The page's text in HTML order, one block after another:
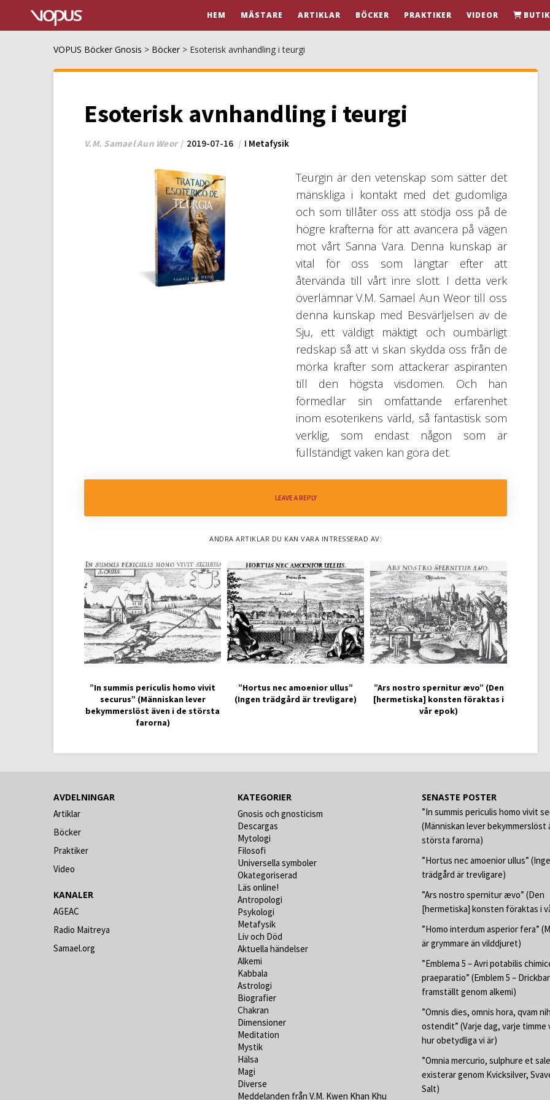
HEM MÄSTARE ARTIKLAR BÖCKER PRAKTIKER VIDEOR BUTIK
VOPUS Böcker Gnosis > Böcker > Esoterisk avnhandling i teurgi
Esoterisk avnhandling i teurgi
V.M. Samael Aun Weor 2019-07-16 I Metafysik
Teurgin är den vetenskap som sätter det
mänskliga i kontakt med det gudomliga
och som tillåter oss att stödja oss på de
högre krafterna för att avancera på vägen
mot vårt Sanna Vara. Denna kunskap är
vital för oss som längtar efter att
återvända till vårt inre slott. I detta verk
överlämnar V.M. Samael Aun Weor till oss
denna kunskap med Besvärljelsen av de
Sju, ett väldigt mäktigt och oumbärligt
redskap så att vi skan skydda oss från de
mörka krafter som attackerar aspiranten
till den högsta visdomen. Och han
förmedlar sin omfattande erfarenhet
inom esoterikens värld, så fantastisk som
verklig, som endast någon som är
fullständigt vaken kan göra det.
LEAVE A REPLY
ANDRA ARTIKLAR DU KAN VARA INTRESSERAD AV:
”In summis periculis homo vivit
securus” (Människan lever
bekymmerslöst även i de största
farorna)
”Hortus nec amoenior ullus”
(Ingen trädgård är trevligare)
”Ars nostro spernitur ævo” (Den
[hermetiska] konsten föraktas i
vår epok)
AVDELNINGAR
Artiklar
Böcker
Praktiker
Video
KANALER
AGEAC
Radio Maitreya
Samael.org
KATEGORIER
Gnosis och gnosticism
Descargas
Mytologi
Filosofi
Universella symboler
Okategoriserad
Läs online!
Antropologi
Psykologi
Metafysik
Liv och Död
Aktuella händelser
Alkemi
Kabbala
Astrologi
Biografier
Chakran
Dimensioner
Meditation
Mystik
Hälsa
Magi
Diverse
Meddelanden från V.M. Kwen Khan Khu
SENASTE POSTER
”In summis periculis homo vivit
(Människan lever bekymmerslöst
största farorna)
”Hortus nec amoenior ullus”
trädgård är trevligare)
”Ars nostro spernitur ævo” (Den
[hermetiska] konsten föraktas i
”Homo interdum asperior fera”
är grymmare än vilddjuret)
”Emblema 5 – Avri potabilis
praeparatio” (Emblem 5 –
framställt genom alkemi)
”Omnis dies, omnis hora, qvam
ostendit” (Varje dag, varje timme
hur obetydliga vi är)
”Omnia mercurio, sulphure et
existerar genom Kvicksilver,
Salt)